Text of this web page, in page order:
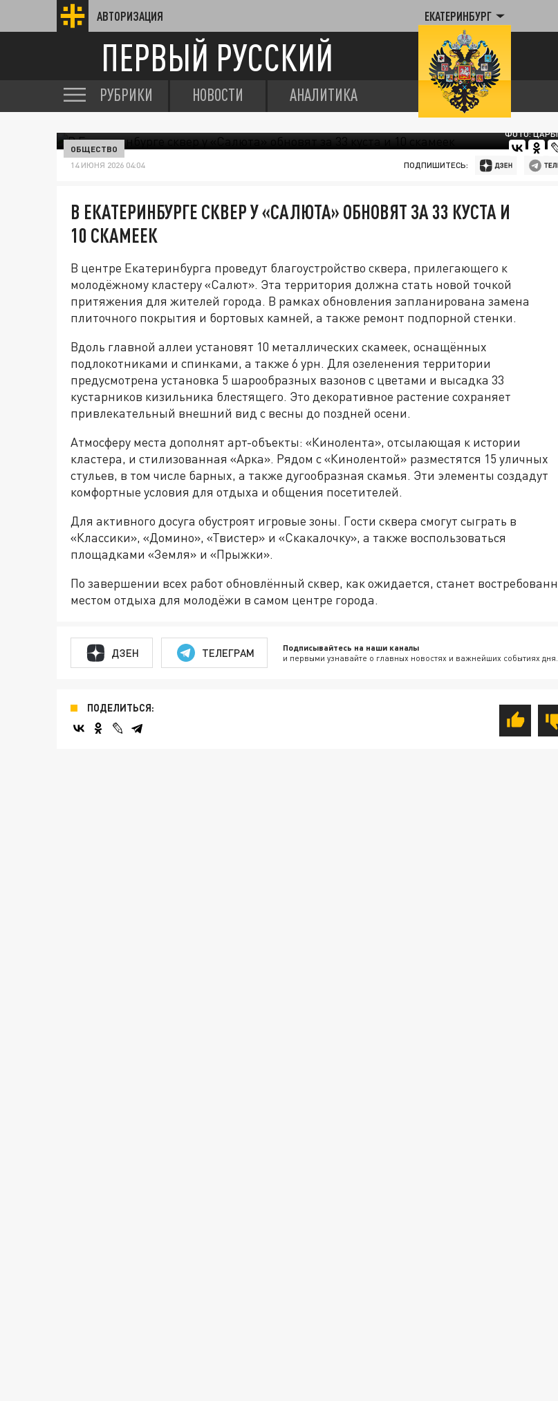
АВТОРИЗАЦИЯ ЕКАТЕРИНБУРГ
ПЕРВЫЙ РУССКИЙ
РУБРИКИ НОВОСТИ АНАЛИТИКА
ФОТО:
ОБЩЕСТВО
14 ИЮНЯ 2026 04:04 ПОДПИШИТЕСЬ:
В ЕКАТЕРИНБУРГЕ СКВЕР У «САЛЮТА» ОБНОВЯТ ЗА 33 КУСТА И
10 СКАМЕЕК
В центре Екатеринбурга проведут благоустройство сквера, прилегающего к
молодёжному кластеру «Салют». Эта территория должна стать новой точкой
притяжения для жителей города. В рамках обновления запланирована замена
плиточного покрытия и бортовых камней, а также ремонт подпорной стенки.
Вдоль главной аллеи установят 10 металлических скамеек, оснащённых
подлокотниками и спинками, а также 6 урн. Для озеленения территории
предусмотрена установка 5 шарообразных вазонов с цветами и высадка 33
кустарников кизильника блестящего. Это декоративное растение сохраняет
привлекательный внешний вид с весны до поздней осени.
Атмосферу места дополнят арт-объекты: «Кинолента», отсылающая к истории
кластера, и стилизованная «Арка». Рядом с «Кинолентой» разместятся 15 уличных
стульев, в том числе барных, а также дугообразная скамья. Эти элементы создадут
комфортные условия для отдыха и общения посетителей.
Для активного досуга обустроят игровые зоны. Гости сквера смогут сыграть в
«Классики», «Домино», «Твистер» и «Скакалочку», а также воспользоваться
площадками «Земля» и «Прыжки».
По завершении всех работ обновлённый сквер, как ожидается, станет
местом отдыха для молодёжи в самом центре города.
ДЗЕН ТЕЛЕГРАМ Подписывайтесь на наши каналы
и первыми узнавайте о главных новостях и важнейших событиях дня.
ПОДЕЛИТЬСЯ: